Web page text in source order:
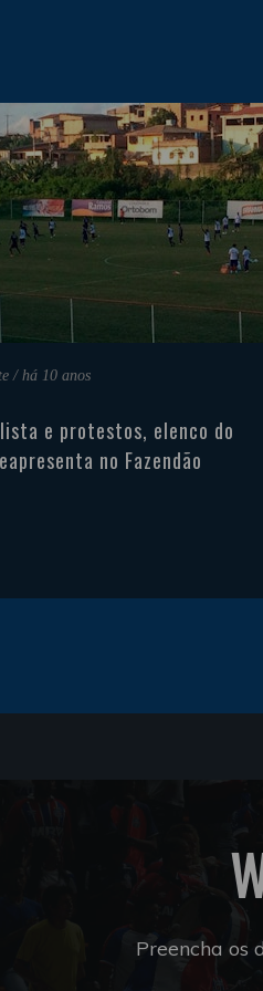
/ há 10 anos
e protestos, elenco do
no Fazendão
Preencha os